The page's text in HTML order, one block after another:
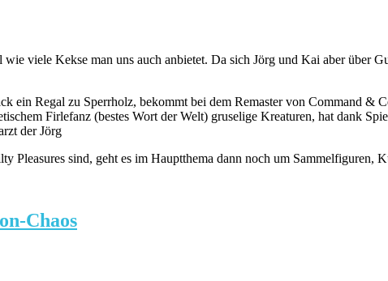
viele Kekse man uns auch anbietet. Da sich Jörg und Kai aber über
ein Regal zu Sperrholz, bekommt bei dem Remaster von Command
Firlefanz (bestes Wort der Welt) gruselige Kreaturen, hat dank
der Jörg
Pleasures sind, geht es im Hauptthema dann noch um Sammelfiguren,
Chaos